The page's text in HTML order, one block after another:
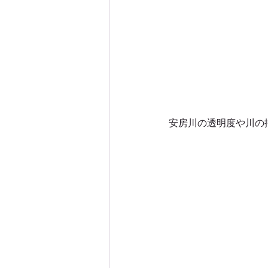
安房川の透明度や川の